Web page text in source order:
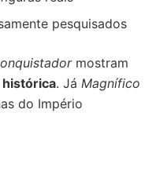
pesquisados
mostram
. Já Magnífico
do Império